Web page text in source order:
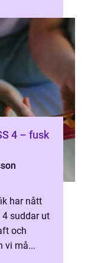
4 – fusk
har nått
suddar ut
och
vi må...